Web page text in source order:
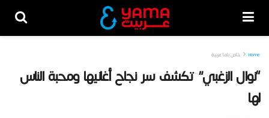
Home خاص ياما عربية
“نوال الزغبي” تكشف سر نجاح أغانيها ومحبة الناس
لها